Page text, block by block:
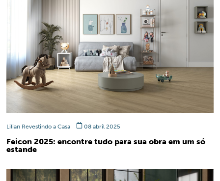
Lilian Revestindo a Casa 08 abril 2025
Feicon 2025: encontre tudo para sua obra em um só
estande